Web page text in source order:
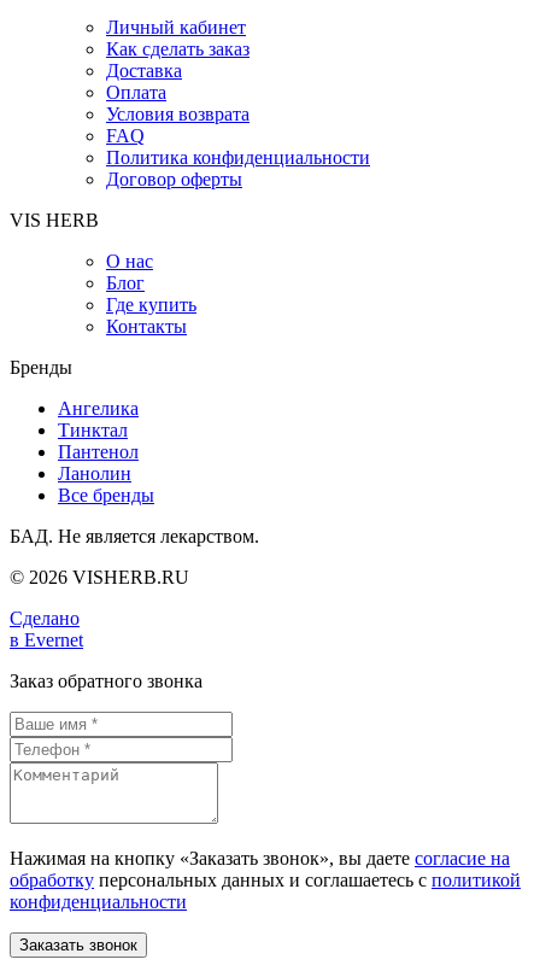
Личный кабинет
Как сделать заказ
Доставка
Оплата
Условия возврата
FAQ
Политика конфиденциальности
Договор оферты
VIS HERB
О нас
Блог
Где купить
Контакты
Бренды
Ангелика
Тинктал
Пантенол
Ланолин
Все бренды
БАД. Не является лекарством.
© 2026 VISHERB.RU
Сделано
в Evernet
Заказ обратного звонка
Нажимая на кнопку «Заказать звонок», вы даете согласие на
обработку персональных данных и соглашаетесь c политикой
конфиденциальности